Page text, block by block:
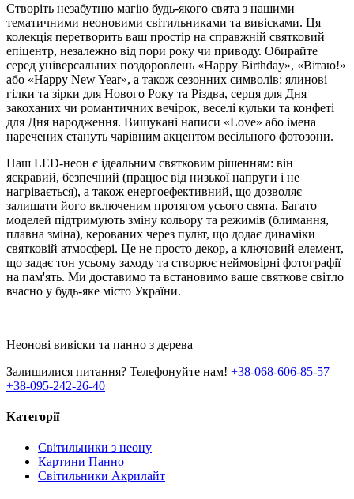
Створіть незабутню магію будь-якого свята з нашими
тематичними неоновими світильниками та вивісками. Ця
колекція перетворить ваш простір на справжній святковий
епіцентр, незалежно від пори року чи приводу. Обирайте
серед універсальних поздоровлень «Happy Birthday», «Вітаю!»
або «Happy New Year», а також сезонних символів: ялинові
гілки та зірки для Нового Року та Різдва, серця для Дня
закоханих чи романтичних вечірок, веселі кульки та конфеті
для Дня народження. Вишукані написи «Love» або імена
наречених стануть чарівним акцентом весільного фотозони.
Наш LED-неон є ідеальним святковим рішенням: він
яскравий, безпечний (працює від низької напруги і не
нагрівається), а також енергоефективний, що дозволяє
залишати його включеним протягом усього свята. Багато
моделей підтримують зміну кольору та режимів (блимання,
плавна зміна), керованих через пульт, що додає динаміки
святковій атмосфері. Це не просто декор, а ключовий елемент,
що задає тон усьому заходу та створює неймовірні фотографії
на пам'ять. Ми доставимо та встановимо ваше святкове світло
вчасно у будь-яке місто України.
Неонові вивіски та панно з дерева
Залишилися питання? Телефонуйте нам! +38-068-606-85-57
+38-095-242-26-40
Категорії
Світильники з неону
Картини Панно
Світильники Акрилайт